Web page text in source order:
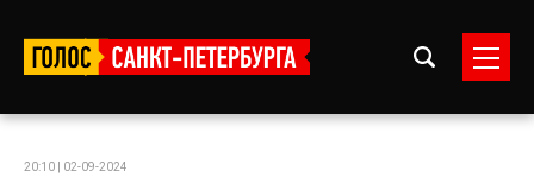
20:10 | 02-09-2024